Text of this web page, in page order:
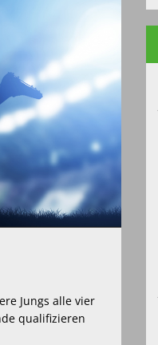
Jungs alle vier
qualifizieren